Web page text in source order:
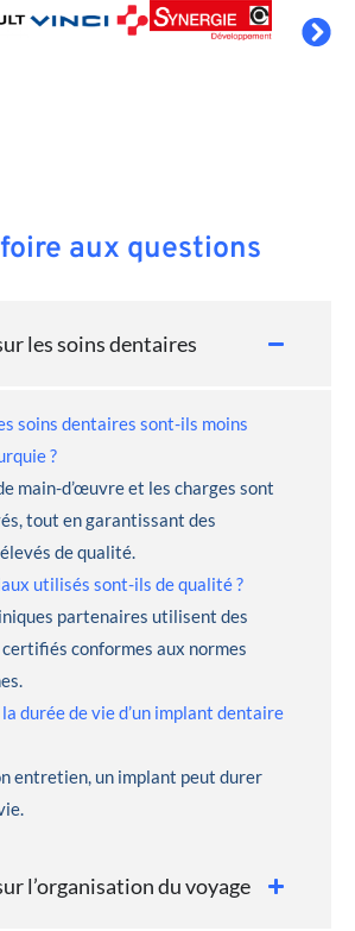
aux questions
les soins dentaires
soins dentaires sont-ils moins
?
main-d’œuvre et les charges sont
tout en garantissant des
de qualité.
utilisés sont-ils de qualité ?
partenaires utilisent des
conformes aux normes
durée de vie d’un implant dentaire
entretien, un implant peut durer
l’organisation du voyage